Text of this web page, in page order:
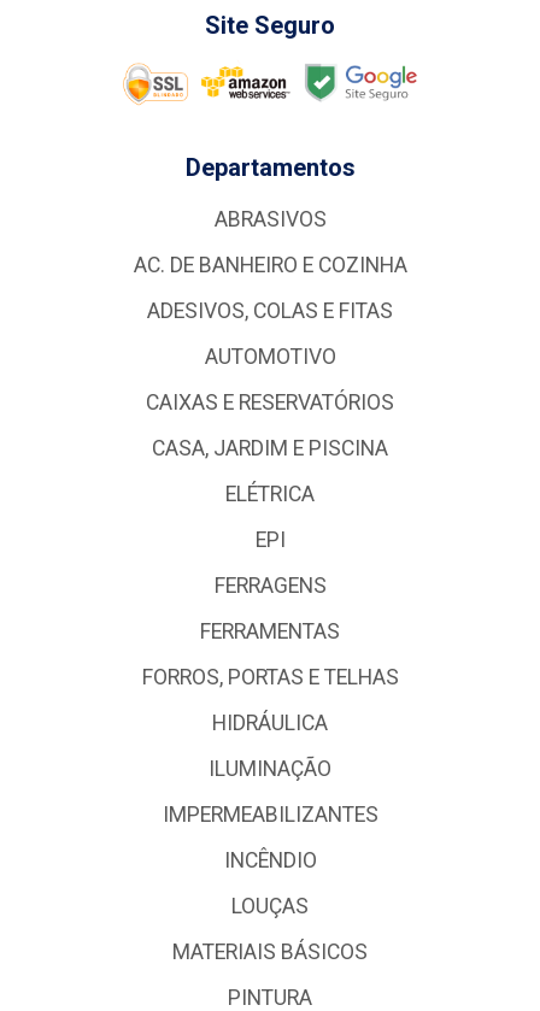
Site Seguro
Departamentos
ABRASIVOS
AC. DE BANHEIRO E COZINHA
ADESIVOS, COLAS E FITAS
AUTOMOTIVO
CAIXAS E RESERVATÓRIOS
CASA, JARDIM E PISCINA
ELÉTRICA
EPI
FERRAGENS
FERRAMENTAS
FORROS, PORTAS E TELHAS
HIDRÁULICA
ILUMINAÇÃO
IMPERMEABILIZANTES
INCÊNDIO
LOUÇAS
MATERIAIS BÁSICOS
PINTURA